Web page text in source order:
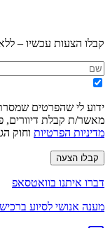
קבלו הצעות עכשיו –
ידוע לי שהפרטים
מאשר/ת קבלת דיוורים,
מדיניות הפרטיות וחוק
קבלו הצעה
דברו איתנו בוואטסאפ
מענה אנושי לסיוע